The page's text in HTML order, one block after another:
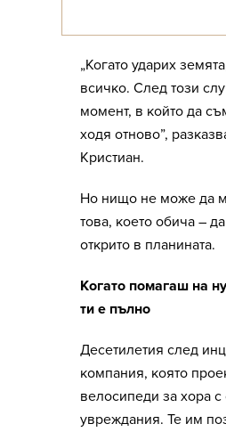
„Когато ударих
всичко. След този
момент, в който да
ходя отново”,
Кристиан.
Но нищо не може да
това, което обича –
открито в планината.
Когато помагаш на
ти е пълно
Десетилетия след
компания, която
велосипеди за хора
увреждания. Те им